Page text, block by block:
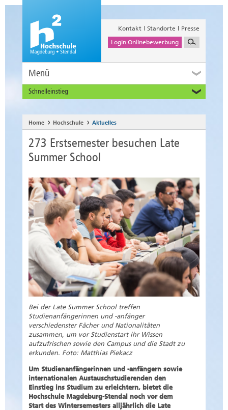
Kontakt Standorte
Presse
Login Onlinebewerbung
Menü
Schnelleinstieg
Alumni
Unternehmen und Institutionen
Studierende
Beschäftigte
Home Hochschule Aktuelles
273 Erstsemester besuchen Late
Summer School
Bei der Late Summer School treffen
Studienanfängerinnen und -anfänger
verschiedenster Fächer und Nationalitäten
zusammen, um vor Studienstart ihr Wissen
aufzufrischen sowie den Campus und die Stadt zu
erkunden. Foto: Matthias Piekacz
Um Studienanfängerinnen und -anfängern sowie
internationalen Austauschstudierenden den
Einstieg ins Studium zu erleichtern, bietet die
Hochschule Magdeburg-Stendal noch vor dem
Start des Wintersemesters alljährlich die Late